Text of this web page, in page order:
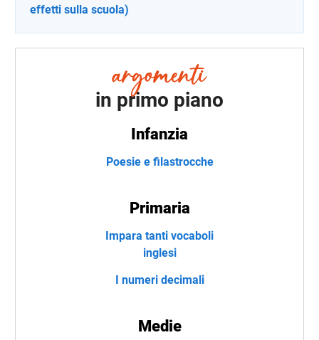
effetti sulla scuola)
in primo piano
Infanzia
Poesie e filastrocche
Primaria
Impara tanti vocaboli
inglesi
I numeri decimali
Medie